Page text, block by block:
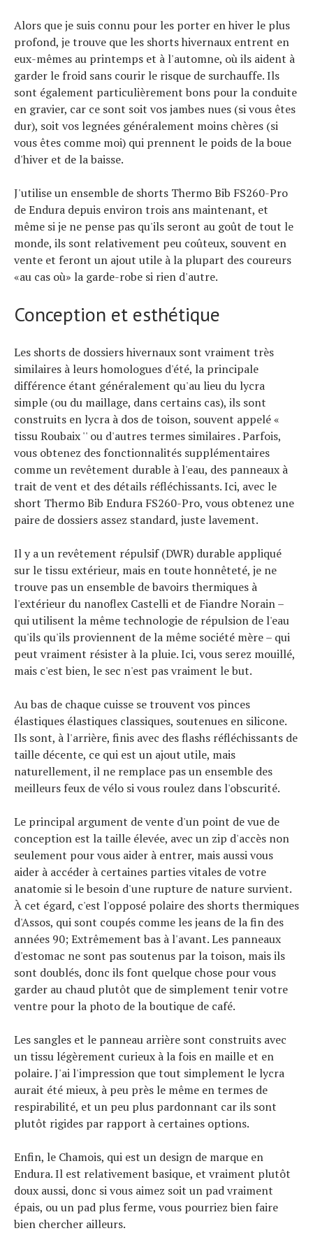
Alors que je suis connu pour les porter en hiver le plus
profond, je trouve que les shorts hivernaux entrent en
eux-mêmes au printemps et à l'automne, où ils aident à
garder le froid sans courir le risque de surchauffe. Ils
sont également particulièrement bons pour la conduite
en gravier, car ce sont soit vos jambes nues (si vous êtes
dur), soit vos legnées généralement moins chères (si
vous êtes comme moi) qui prennent le poids de la boue
d'hiver et de la baisse.
J'utilise un ensemble de shorts Thermo Bib FS260-Pro
de Endura depuis environ trois ans maintenant, et
même si je ne pense pas qu'ils seront au goût de tout le
monde, ils sont relativement peu coûteux, souvent en
vente et feront un ajout utile à la plupart des coureurs
«au cas où» la garde-robe si rien d'autre.
Conception et esthétique
Les shorts de dossiers hivernaux sont vraiment très
similaires à leurs homologues d'été, la principale
différence étant généralement qu'au lieu du lycra
simple (ou du maillage, dans certains cas), ils sont
construits en lycra à dos de toison, souvent appelé «
tissu Roubaix '' ou d'autres termes similaires . Parfois,
vous obtenez des fonctionnalités supplémentaires
comme un revêtement durable à l'eau, des panneaux à
trait de vent et des détails réfléchissants. Ici, avec le
short Thermo Bib Endura FS260-Pro, vous obtenez une
paire de dossiers assez standard, juste lavement.
Il y a un revêtement répulsif (DWR) durable appliqué
sur le tissu extérieur, mais en toute honnêteté, je ne
trouve pas un ensemble de bavoirs thermiques à
l'extérieur du nanoflex Castelli et de Fiandre Norain –
qui utilisent la même technologie de répulsion de l'eau
qu'ils qu'ils proviennent de la même société mère – qui
peut vraiment résister à la pluie. Ici, vous serez mouillé,
mais c'est bien, le sec n'est pas vraiment le but.
Au bas de chaque cuisse se trouvent vos pinces
élastiques élastiques classiques, soutenues en silicone.
Ils sont, à l'arrière, finis avec des flashs réfléchissants de
taille décente, ce qui est un ajout utile, mais
naturellement, il ne remplace pas un ensemble des
meilleurs feux de vélo si vous roulez dans l'obscurité.
Le principal argument de vente d'un point de vue de
conception est la taille élevée, avec un zip d'accès non
seulement pour vous aider à entrer, mais aussi vous
aider à accéder à certaines parties vitales de votre
anatomie si le besoin d'une rupture de nature survient.
À cet égard, c'est l'opposé polaire des shorts thermiques
d'Assos, qui sont coupés comme les jeans de la fin des
années 90; Extrêmement bas à l'avant. Les panneaux
d'estomac ne sont pas soutenus par la toison, mais ils
sont doublés, donc ils font quelque chose pour vous
garder au chaud plutôt que de simplement tenir votre
ventre pour la photo de la boutique de café.
Les sangles et le panneau arrière sont construits avec
un tissu légèrement curieux à la fois en maille et en
polaire. J'ai l'impression que tout simplement le lycra
aurait été mieux, à peu près le même en termes de
respirabilité, et un peu plus pardonnant car ils sont
plutôt rigides par rapport à certaines options.
Enfin, le Chamois, qui est un design de marque en
Endura. Il est relativement basique, et vraiment plutôt
doux aussi, donc si vous aimez soit un pad vraiment
épais, ou un pad plus ferme, vous pourriez bien faire
bien chercher ailleurs.
Actualités
Technologies
Tests de produits
Conseils
Tendances
À propos